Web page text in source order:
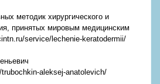
методик хирургического и
принятых мировым медицинским
service/lechenie-keratodermii/
aleksej-anatolevich/